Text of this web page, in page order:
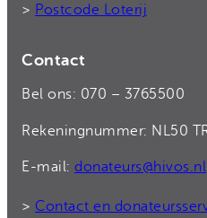
> Postcode Loterij
Contact
Bel ons: 070 – 3765500
Rekeningnummer: NL50
E-mail: donateurs@hivos.nl
> Contact en